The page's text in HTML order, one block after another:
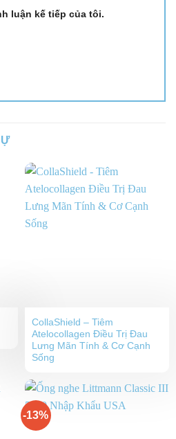
luận kế tiếp của tôi.
CollaShield – Tiêm
Atelocollagen Điều Trị Đau
Lưng Mãn Tính & Cơ Cạnh
Sống
-13%